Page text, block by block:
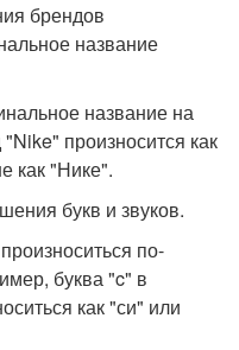
брендов
название
название на
произносится как
как "Нике".
букв и звуков.
по-
буква "c" в
как "си" или